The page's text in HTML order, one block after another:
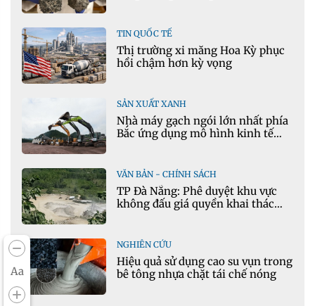
Aa
TIN QUỐC TẾ
Thị trường xi măng Hoa Kỳ phục
hồi chậm hơn kỳ vọng
SẢN XUẤT XANH
Nhà máy gạch ngói lớn nhất phía
Bắc ứng dụng mô hình kinh tế
VĂN BẢN - CHÍNH SÁCH
TP Đà Nẵng: Phê duyệt khu vực
không đấu giá quyền khai thác
NGHIÊN CỨU
Hiệu quả sử dụng cao su vụn trong
bê tông nhựa chặt tái chế nóng